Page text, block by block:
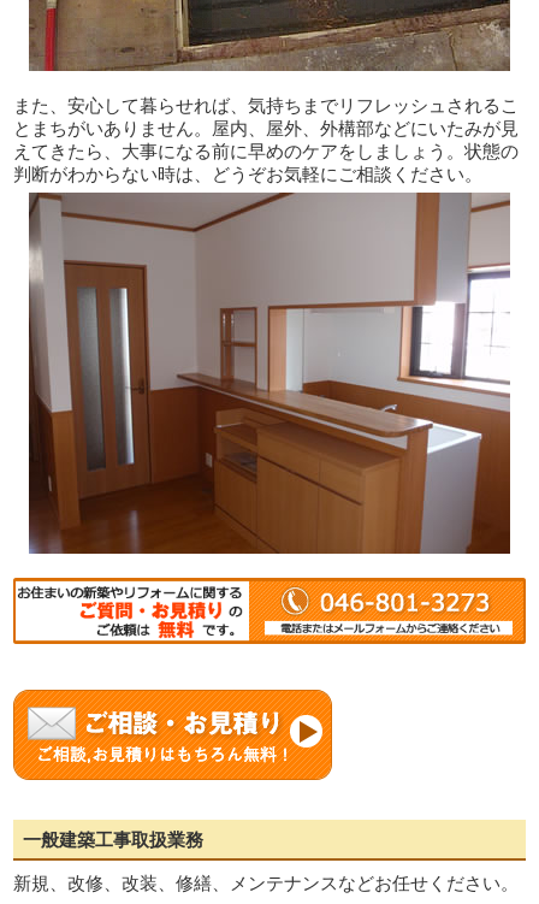
また、安心して暮らせれば、気持ちまでリフレッシュされるこ
とまちがいありません。屋内、屋外、外構部などにいたみが見
えてきたら、大事になる前に早めのケアをしましょう。状態の
判断がわからない時は、どうぞお気軽にご相談ください。
一般建築工事取扱業務
新規、改修、改装、修繕、メンテナンスなどお任せください。